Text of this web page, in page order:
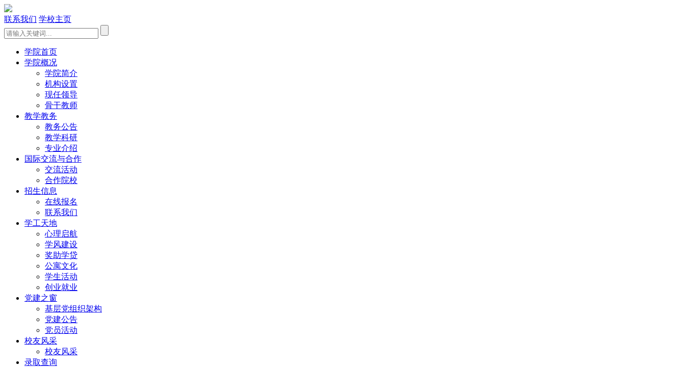
联系我们 学校主页
学院首页
学院概况
学院简介
机构设置
现任领导
骨干教师
教学教务
教务公告
教学科研
专业介绍
国际交流与合作
交流活动
合作院校
招生信息
在线报名
联系我们
学工天地
心理启航
学风建设
奖助学贷
公寓文化
学生活动
创业就业
党建之窗
基层党组织架构
党建公告
党员活动
校友风采
校友风采
录取查询